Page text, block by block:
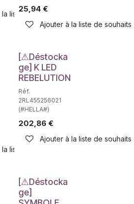
liste de souhaits
25,94€
Ajouter à la liste de souhaits
liste de souhaits
Déstockage
[⚠Déstocka
ge] K LED
REBELUTION
Réf.
2RL455256021
(#HELLA#)
202,86€
Ajouter à la liste de souhaits
Déstockage
[⚠Déstocka
ge]